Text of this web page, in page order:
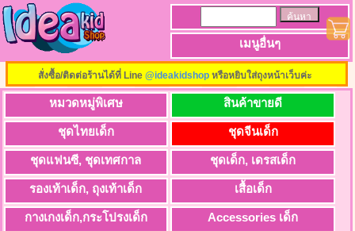
เมนูอื่นๆ
สั่งซื้อ/ติดต่อร้านได้ที่ Line @ideakidshopหรือหยิบใส่ถุงหน้าเว็บค่ะ
หมวดหมู่พิเศษ สินค้าขายดี
ชุดไทยเด็ก ชุดจีนเด็ก
ชุดแฟนซี, ชุดเทศกาล ชุดเด็ก, เดรสเด็ก
รองเท้าเด็ก, ถุงเท้าเด็ก เสื้อเด็ก
กางเกงเด็ก,กระโปรงเด็ก Accessories เด็ก